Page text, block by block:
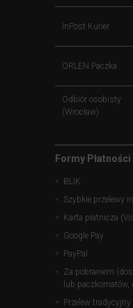
InPost Kurier
ORLEN Paczka
Odbiór osobisty
(Wrocław)
Formy Płatności
BLIK
Szybkie przelewy
Karta płatnicza
Google Pay
PayPal
Za pobraniem
lub paczkomatów,
Przelew tradycyjny